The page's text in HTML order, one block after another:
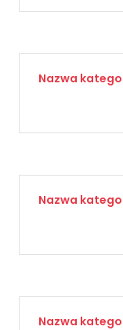
Nazwa
Nazwa
Nazwa